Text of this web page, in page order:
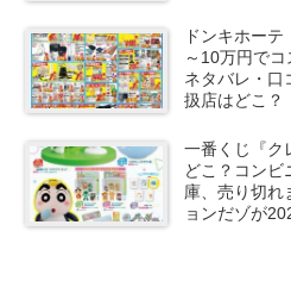
ドンキホー
～10万円で
ネタバレ・口
扱店はどこ？
一番くじ『ク
どこ？コンビ
庫、売り切れ
ョンだゾが